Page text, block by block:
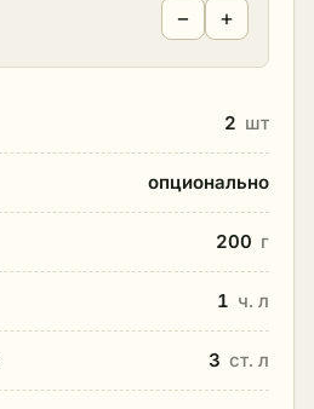
− +
2 шт
опционально
200 г
1 ч. л
3 ст. л